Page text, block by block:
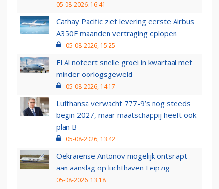
05-08-2026, 16:41
Cathay Pacific ziet levering eerste Airbus
A350F maanden vertraging oplopen
05-08-2026, 15:25
El Al noteert snelle groei in kwartaal met
minder oorlogsgeweld
05-08-2026, 14:17
Lufthansa verwacht 777-9’s nog steeds
begin 2027, maar maatschappij heeft ook
plan B
05-08-2026, 13:42
Oekraïense Antonov mogelijk ontsnapt
aan aanslag op luchthaven Leipzig
05-08-2026, 13:18